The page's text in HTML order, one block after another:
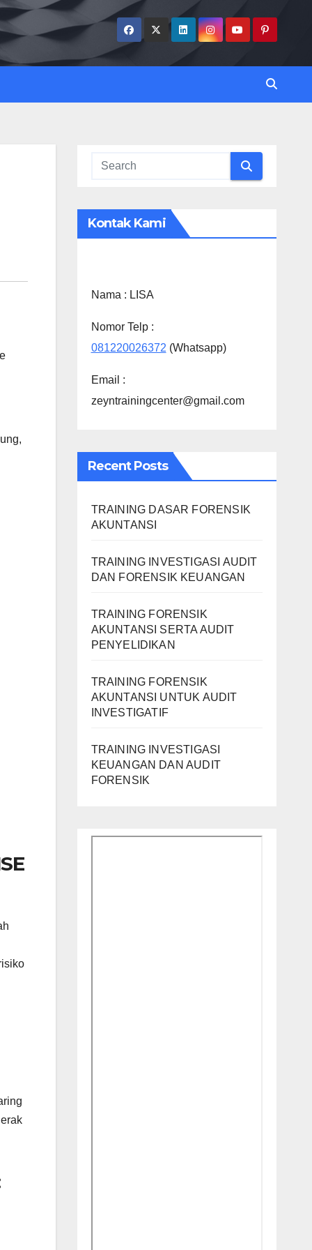
,
Kontak Kami
Nama : LISA
Nomor Telp :
081220026372 (Whatsapp)
Email :
zeyntrainingcenter@gmail.com
Recent Posts
TRAINING DASAR FORENSIK
AKUNTANSI
TRAINING INVESTIGASI AUDIT
DAN FORENSIK KEUANGAN
TRAINING FORENSIK
AKUNTANSI SERTA AUDIT
PENYELIDIKAN
TRAINING FORENSIK
AKUNTANSI UNTUK AUDIT
INVESTIGATIF
TRAINING INVESTIGASI
KEUANGAN DAN AUDIT
FORENSIK